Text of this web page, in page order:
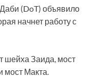
(DoT) объявило
начнет работу с
шейха Заида, мост
Макта.